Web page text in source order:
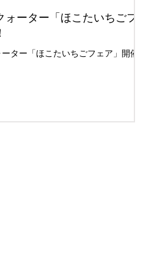
ォーター「ほこたいちごフェ
ター「ほこたいちごフェア」開催！